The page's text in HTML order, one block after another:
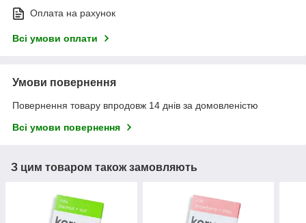
Оплата на рахунок
Всі умови оплати
Умови повернення
Повернення товару впродовж 14 днів за домовленістю
Всі умови повернення
З цим товаром також замовляють